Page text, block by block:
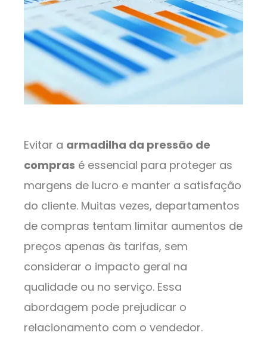
Evitar a armadilha da pressão de
compras é essencial para proteger as
margens de lucro e manter a satisfação
do cliente. Muitas vezes, departamentos
de compras tentam limitar aumentos de
preços apenas às tarifas, sem
considerar o impacto geral na
qualidade ou no serviço. Essa
abordagem pode prejudicar o
relacionamento com o vendedor.